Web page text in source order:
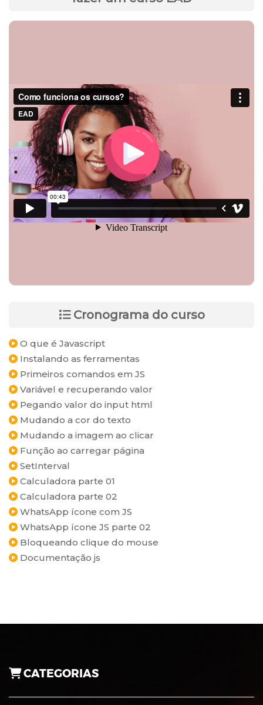
Cronograma do curso
O que é Javascript
Instalando as ferramentas
Primeiros comandos em JS
Variável e recuperando valor
Pegando valor do input html
Mudando a cor do texto
Mudando a imagem ao clicar
Função ao carregar página
SetInterval
Calculadora parte 01
Calculadora parte 02
WhatsApp ícone com JS
WhatsApp ícone JS parte 02
Bloqueando clique do mouse
Documentação js
CATEGORIAS